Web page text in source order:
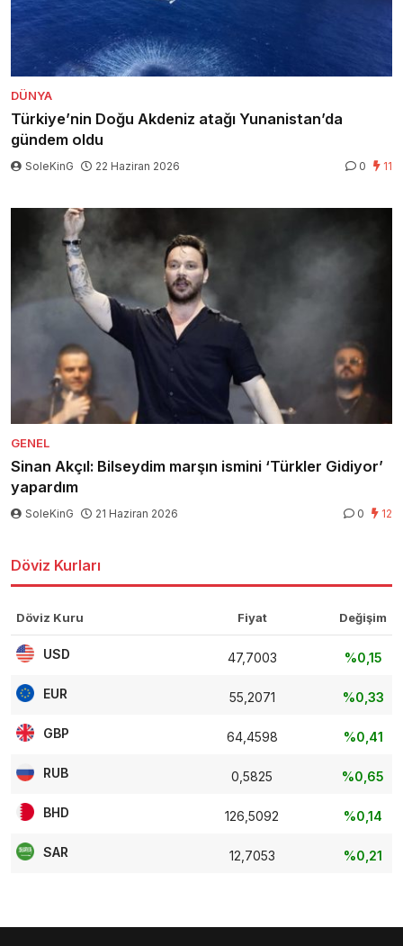
DÜNYA
Türkiye’nin Doğu Akdeniz atağı Yunanistan’da
gündem oldu
SoleKinG 22 Haziran 2026 0 11
GENEL
Sinan Akçıl: Bilseydim marşın ismini ‘Türkler Gidiyor’
yapardım
SoleKinG 21 Haziran 2026 0 12
Döviz Kurları
Döviz Kuru Fiyat Değişim
USD 47,7003 %0,15
EUR 55,2071 %0,33
GBP 64,4598 %0,41
RUB 0,5825 %0,65
BHD 126,5092 %0,14
SAR 12,7053 %0,21